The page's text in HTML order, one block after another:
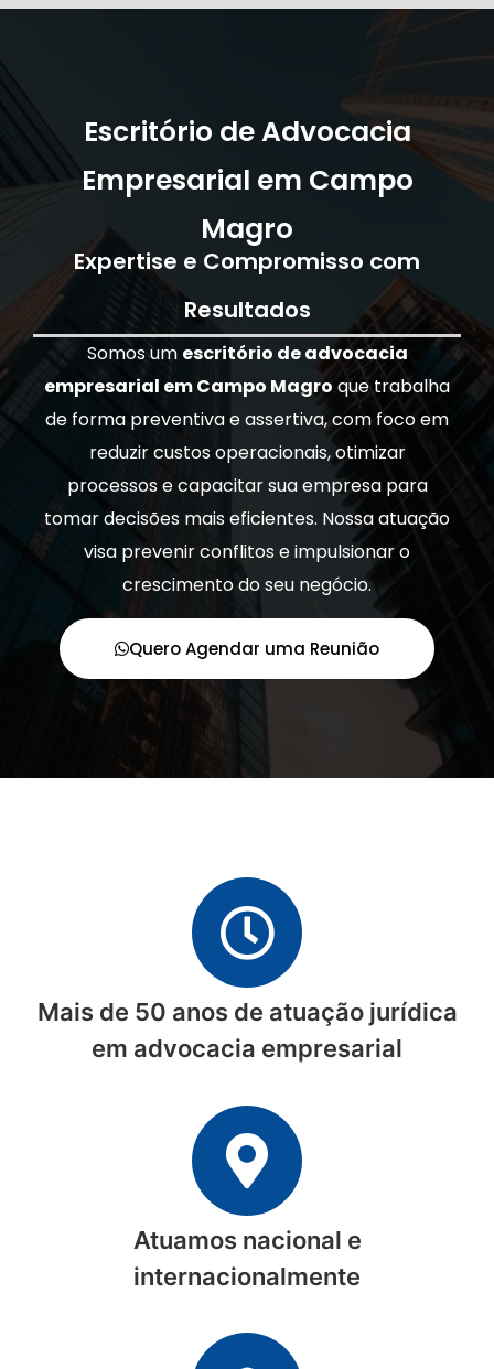
Escritório de Advocacia
Empresarial em Campo
Magro
Expertise e Compromisso com
Resultados
Somos um escritório de advocacia
empresarial em Campo Magro que trabalha
de forma preventiva e assertiva, com foco em
reduzir custos operacionais, otimizar
processos e capacitar sua empresa para
tomar decisões mais eficientes. Nossa atuação
visa prevenir conflitos e impulsionar o
crescimento do seu negócio.
Quero Agendar uma Reunião
Mais de 50 anos de atuação jurídica
em advocacia empresarial
Atuamos nacional e
internacionalmente